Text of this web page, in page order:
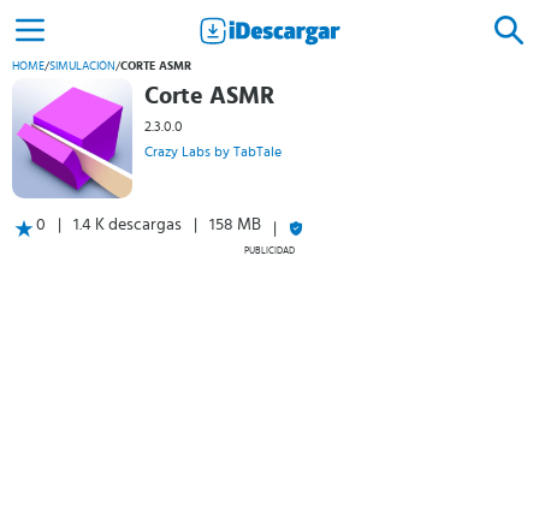
HOME/SIMULACIÓN/CORTE ASMR
Corte ASMR
2.3.0.0
Crazy Labs by TabTale
0 1.4 K descargas 158 MB
PUBLICIDAD